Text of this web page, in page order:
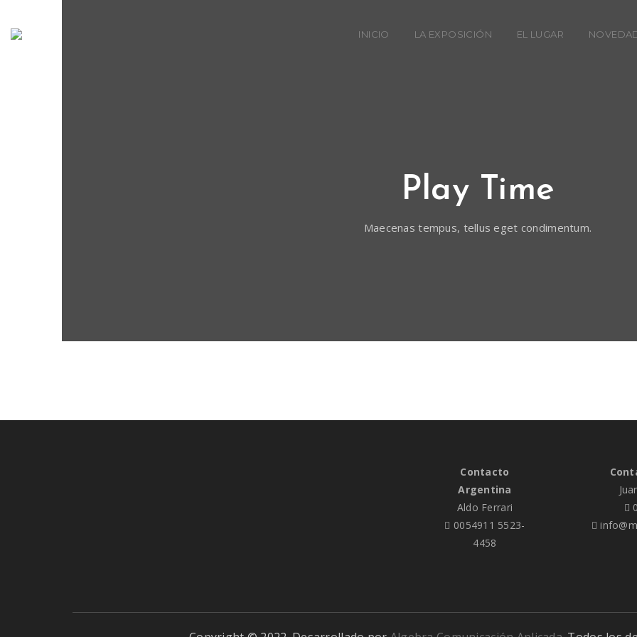
INICIO LA EXPOSICIÓN EL LUGAR
Play Time
Maecenas tempus, tellus eget condimentum.
Contacto
Argentina
Aldo Ferrari
0054911 5523-
4458